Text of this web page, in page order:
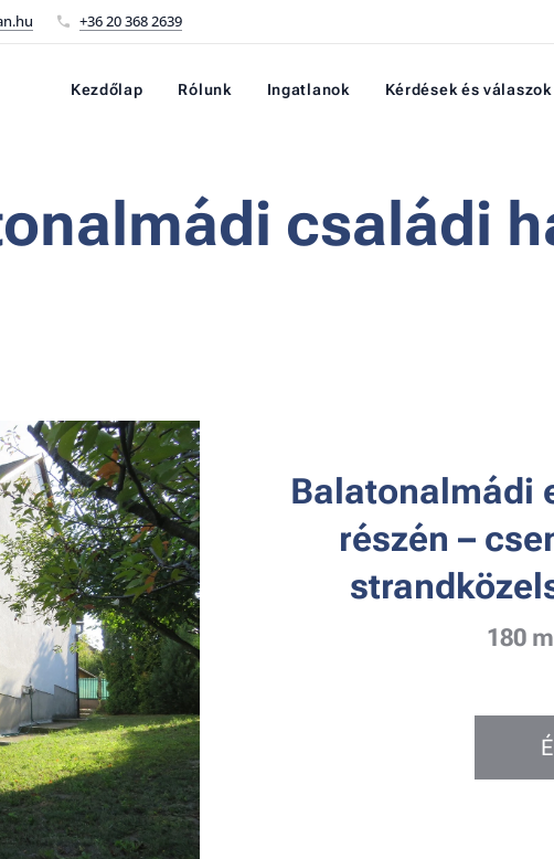
+36 20 368 2639
Kezdőlap Rólunk Ingatlanok Kérdések és válaszok
családi
Balatonalmádi
részén –
180